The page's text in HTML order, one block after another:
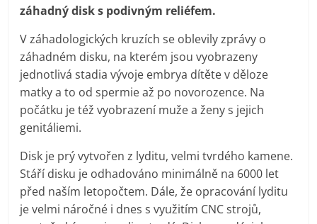
záhadný disk s podivným reliéfem.
V záhadologických kruzích se oblevily zprávy o
záhadném disku, na kterém jsou vyobrazeny
jednotlivá stadia vývoje embrya dítěte v děloze
matky a to od spermie až po novorozence. Na
počátku je též vyobrazení muže a ženy s jejich
genitáliemi.
Disk je prý vytvořen z lyditu, velmi tvrdého kamene.
Stáří disku je odhadováno minimálně na 6000 let
před naším letopočtem. Dále, že opracování lyditu
je velmi náročné i dnes s využitím CNC strojů,